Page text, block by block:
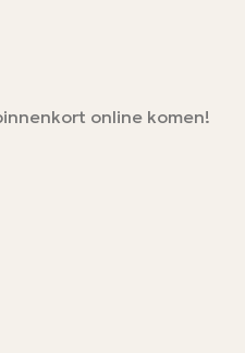
online komen!